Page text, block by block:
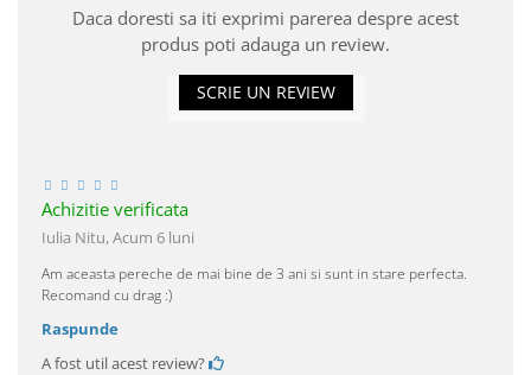
Daca doresti sa iti exprimi parerea despre acest
produs poti adauga un review.
SCRIE UN REVIEW
Achizitie verificata
Iulia Nitu,Acum 6 luni
Am aceasta pereche de mai bine de 3 ani si sunt in stare perfecta.
Recomand cu drag :)
Raspunde
A fost util acest review?